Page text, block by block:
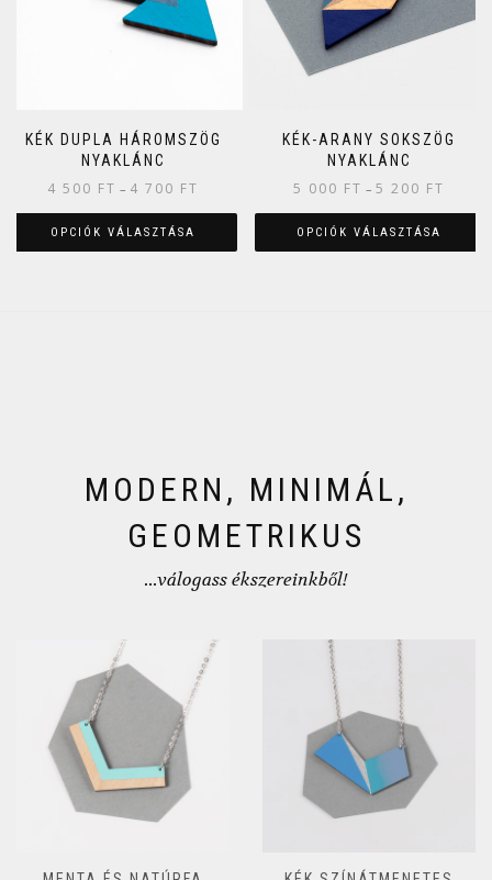
KÉK DUPLA HÁROMSZÖG
NYAKLÁNC
4 500 FT – 4 700 FT
OPCIÓK VÁLASZTÁSA
KÉK-ARANY SOKSZÖG
NYAKLÁNC
5 000 FT – 5 200 FT
OPCIÓK VÁLASZTÁSA
MODERN, MINIMÁL,
GEOMETRIKUS
...válogass ékszereinkből!